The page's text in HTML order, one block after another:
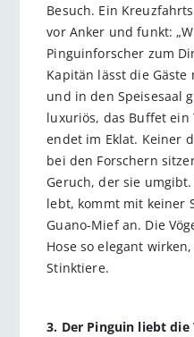
Besuch. Ein
vor Anker und funkt:
Pinguinforscher zum
Kapitän lässt die
und in den Speisesaal
luxuriös, das Buffet
endet im Eklat. Keiner
bei den Forschern
Geruch, der sie
lebt, kommt mit keiner
Guano-Mief an. Die
Hose so elegant
Stinktiere.
3. Der Pinguin liebt die